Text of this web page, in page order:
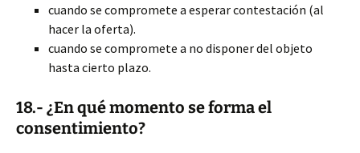
cuando se compromete a esperar contestación (al
hacer la oferta).
cuando se compromete a no disponer del objeto
hasta cierto plazo.
18.- ¿En qué momento se forma el
consentimiento?